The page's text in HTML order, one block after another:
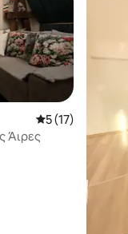
Μέση
5 (17)
Άιρες